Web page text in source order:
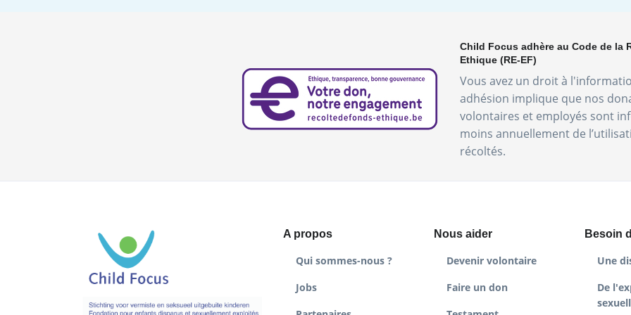
Child Focus adhère au Code de la
Ethique (RE-EF)
Vous avez un droit à
adhésion implique que nos
volontaires et employés sont
moins annuellement de
récoltés.
A propos
Qui sommes-nous ?
Jobs
Nous aider
Devenir volontaire
Faire un don
Besoin
Une
De